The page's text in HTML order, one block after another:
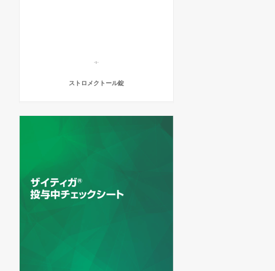
ストロメクトール錠